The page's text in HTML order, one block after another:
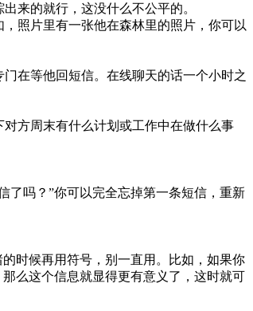
来的就行，这没什么不公平的。
照片里有一张他在森林里的照片，你可以
在等他回短信。在线聊天的话一个小时之
方周末有什么计划或工作中在做什么事
了吗？”你可以完全忘掉第一条短信，重新
时候再用符号，别一直用。比如，如果你
么这个信息就显得更有意义了，这时就可